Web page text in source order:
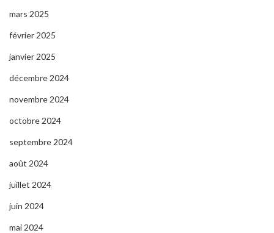
mars 2025
février 2025
janvier 2025
décembre 2024
novembre 2024
octobre 2024
septembre 2024
août 2024
juillet 2024
juin 2024
mai 2024